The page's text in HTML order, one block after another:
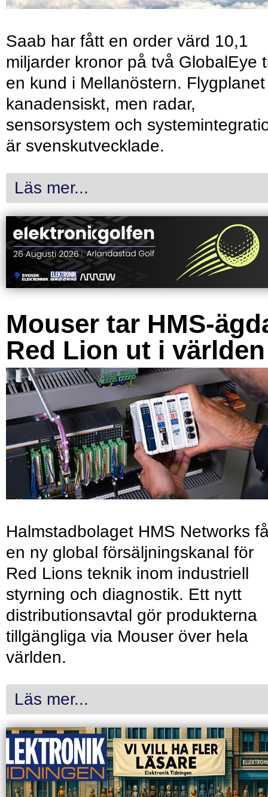
Saab har fått en order värd 10,1
miljarder kronor på två GlobalEye
en kund i Mellanöstern.
kanadensiskt, men radar,
sensorsystem och
är svenskutvecklade.
Läs mer...
Mouser tar HMS-
Red Lion ut i världen
Halmstadbolaget HMS Networks
en ny global försäljningskanal för
Red Lions teknik inom industriell
styrning och diagnostik. Ett nytt
distributionsavtal gör produkterna
tillgängliga via Mouser över hela
världen.
Läs mer...